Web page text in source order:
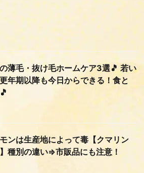
薄毛・抜け毛ホームケア3選🎵 若い
年期以降も今日からできる！食と
ンは生産地によって毒【クマリン
種別の違い⇒市販品にも注意！